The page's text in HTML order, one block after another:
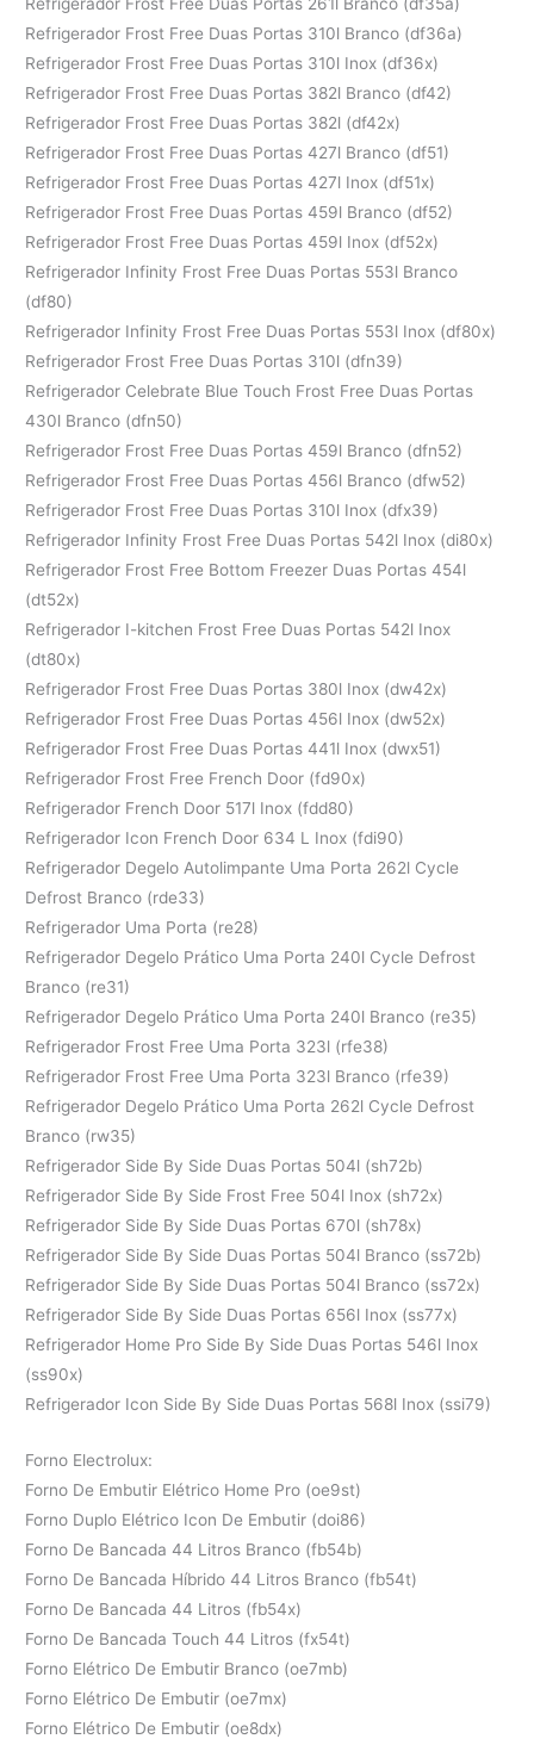
Refrigerador Frost Free Duas Portas 310l Branco (df36a)
Refrigerador Frost Free Duas Portas 310l Inox (df36x)
Refrigerador Frost Free Duas Portas 382l Branco (df42)
Refrigerador Frost Free Duas Portas 382l (df42x)
Refrigerador Frost Free Duas Portas 427l Branco (df51)
Refrigerador Frost Free Duas Portas 427l Inox (df51x)
Refrigerador Frost Free Duas Portas 459l Branco (df52)
Refrigerador Frost Free Duas Portas 459l Inox (df52x)
Refrigerador Infinity Frost Free Duas Portas 553l Branco
(df80)
Refrigerador Infinity Frost Free Duas Portas 553l Inox (df80x)
Refrigerador Frost Free Duas Portas 310l (dfn39)
Refrigerador Celebrate Blue Touch Frost Free Duas Portas
430l Branco (dfn50)
Refrigerador Frost Free Duas Portas 459l Branco (dfn52)
Refrigerador Frost Free Duas Portas 456l Branco (dfw52)
Refrigerador Frost Free Duas Portas 310l Inox (dfx39)
Refrigerador Infinity Frost Free Duas Portas 542l Inox (di80x)
Refrigerador Frost Free Bottom Freezer Duas Portas 454l
(dt52x)
Refrigerador I-kitchen Frost Free Duas Portas 542l Inox
(dt80x)
Refrigerador Frost Free Duas Portas 380l Inox (dw42x)
Refrigerador Frost Free Duas Portas 456l Inox (dw52x)
Refrigerador Frost Free Duas Portas 441l Inox (dwx51)
Refrigerador Frost Free French Door (fd90x)
Refrigerador French Door 517l Inox (fdd80)
Refrigerador Icon French Door 634 L Inox (fdi90)
Refrigerador Degelo Autolimpante Uma Porta 262l Cycle
Defrost Branco (rde33)
Refrigerador Uma Porta (re28)
Refrigerador Degelo Prático Uma Porta 240l Cycle Defrost
Branco (re31)
Refrigerador Degelo Prático Uma Porta 240l Branco (re35)
Refrigerador Frost Free Uma Porta 323l (rfe38)
Refrigerador Frost Free Uma Porta 323l Branco (rfe39)
Refrigerador Degelo Prático Uma Porta 262l Cycle Defrost
Branco (rw35)
Refrigerador Side By Side Duas Portas 504l (sh72b)
Refrigerador Side By Side Frost Free 504l Inox (sh72x)
Refrigerador Side By Side Duas Portas 670l (sh78x)
Refrigerador Side By Side Duas Portas 504l Branco (ss72b)
Refrigerador Side By Side Duas Portas 504l Branco (ss72x)
Refrigerador Side By Side Duas Portas 656l Inox (ss77x)
Refrigerador Home Pro Side By Side Duas Portas 546l Inox
(ss90x)
Refrigerador Icon Side By Side Duas Portas 568l Inox (ssi79)
Forno Electrolux:
Forno De Embutir Elétrico Home Pro (oe9st)
Forno Duplo Elétrico Icon De Embutir (doi86)
Forno De Bancada 44 Litros Branco (fb54b)
Forno De Bancada Híbrido 44 Litros Branco (fb54t)
Forno De Bancada 44 Litros (fb54x)
Forno De Bancada Touch 44 Litros (fx54t)
Forno Elétrico De Embutir Branco (oe7mb)
Forno Elétrico De Embutir (oe7mx)
Forno Elétrico De Embutir (oe8dx)